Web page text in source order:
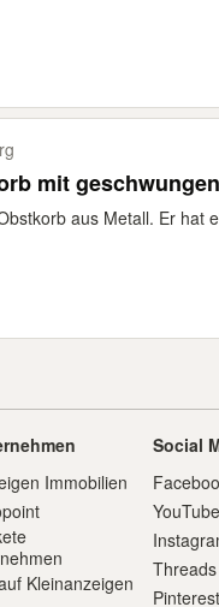
mit
aus Metall. Er hat
Immobilien
Kleinanzeigen
Social
YouTube
Threads
Pinterest